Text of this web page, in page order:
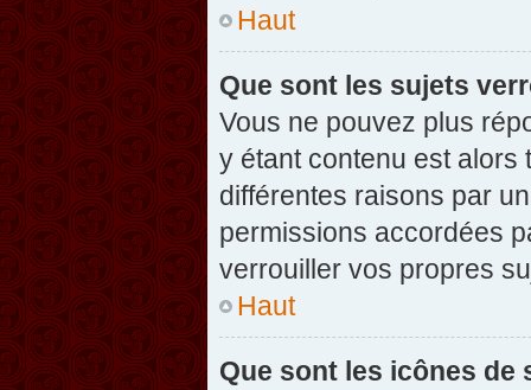
Haut
Que sont les sujets
Vous ne pouvez plus
y étant contenu est alors
différentes raisons par
permissions accordées
verrouiller vos propres
Haut
Que sont les icônes de